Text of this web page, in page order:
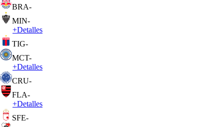
BRA-
MIN-
+Detalles
TIG-
MCT-
+Detalles
CRU-
FLA-
+Detalles
SFE-